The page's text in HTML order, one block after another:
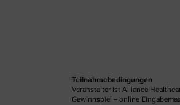
Teilnahmebedingungen
Veranstalter ist Alliance
Gewinnspiel – online